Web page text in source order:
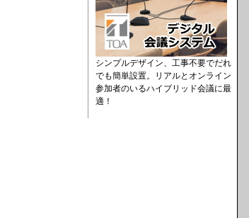
シンプルデザイン、工事不要でだれ
でも簡単設置。リアルとオンライン
参加者のいるハイブリッド会議に最
適！